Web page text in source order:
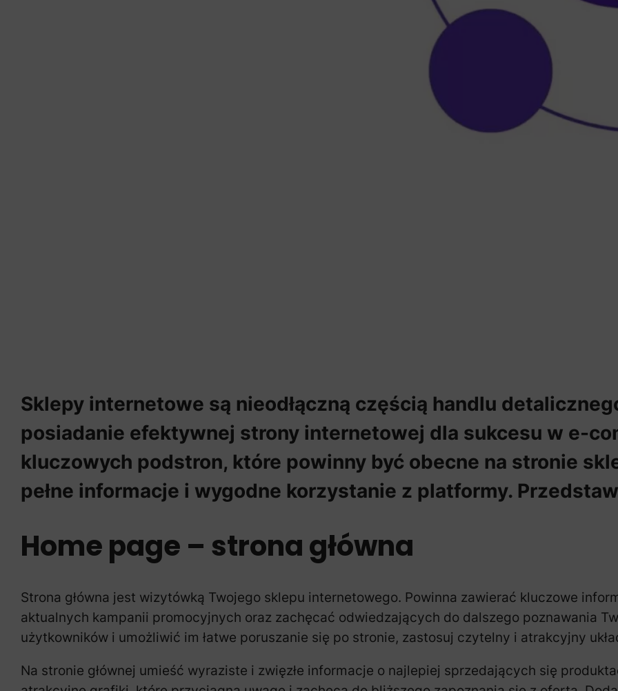
Sklepy internetowe są nieodłączną częścią handlu
posiadanie efektywnej strony internetowej dla sukcesu w e-
kluczowych podstron, które powinny być obecne na stronie
pełne informacje i wygodne korzystanie z platformy.
Home page – strona główna
Strona główna jest wizytówką Twojego sklepu internetowego. Powinna zawierać kluczowe
aktualnych kampanii promocyjnych oraz zachęcać odwiedzających do dalszego poznawania
użytkowników i umożliwić im łatwe poruszanie się po stronie, zastosuj czytelny i atrakcyjny
Na stronie głównej umieść wyraziste i zwięzłe informacje o najlepiej sprzedających się